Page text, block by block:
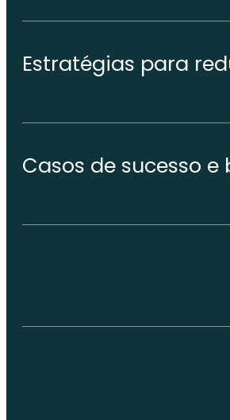
Estratégias para
Casos de sucesso